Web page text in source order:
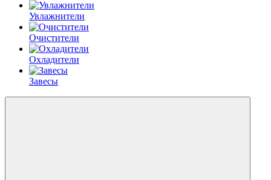
Увлажнители
Очистители
Охладители
Завесы